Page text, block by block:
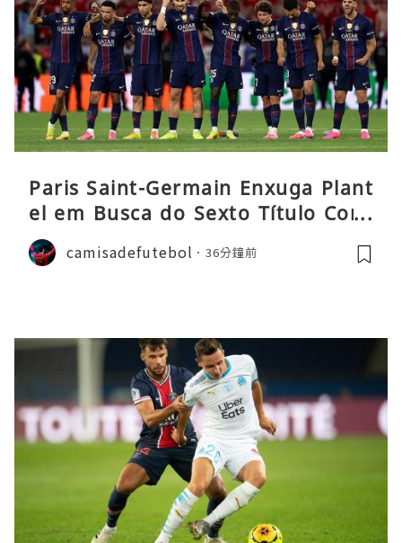
Paris Saint-Germain Enxuga Plant
el em Busca do Sexto Título Cons
ecutivo da Liga
camisadefutebol 36分鐘前